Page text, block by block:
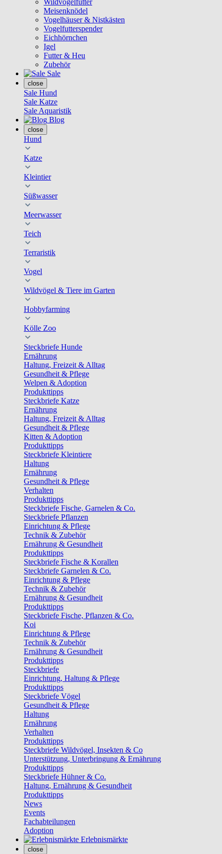
Wildvogelfutter
Meisenknödel
Vogelhäuser & Nistkästen
Vogelfutterspender
Eichhörnchen
Igel
Futter & Heu
Zubehör
Sale
close
Sale Hund
Sale Katze
Sale Aquaristik
Blog
close
Hund
Katze
Kleintier
Süßwasser
Meerwasser
Teich
Terraristik
Vogel
Wildvögel & Tiere im Garten
Hobbyfarming
Kölle Zoo
Steckbriefe Hunde
Ernährung
Haltung, Freizeit & Alltag
Gesundheit & Pflege
Welpen & Adoption
Produkttipps
Steckbriefe Katze
Ernährung
Haltung, Freizeit & Alltag
Gesundheit & Pflege
Kitten & Adoption
Produkttipps
Steckbriefe Kleintiere
Haltung
Ernährung
Gesundheit & Pflege
Verhalten
Produkttipps
Steckbriefe Fische, Garnelen & Co.
Steckbriefe Pflanzen
Einrichtung & Pflege
Technik & Zubehör
Ernährung & Gesundheit
Produkttipps
Steckbriefe Fische & Korallen
Steckbriefe Garnelen & Co.
Einrichtung & Pflege
Technik & Zubehör
Ernährung & Gesundheit
Produkttipps
Steckbriefe Fische, Pflanzen & Co.
Koi
Einrichtung & Pflege
Technik & Zubehör
Ernährung & Gesundheit
Produkttipps
Steckbriefe
Einrichtung, Haltung & Pflege
Produkttipps
Steckbriefe Vögel
Gesundheit & Pflege
Haltung
Ernährung
Verhalten
Produkttipps
Steckbriefe Wildvögel, Insekten & Co
Unterstützung, Unterbringung & Ernährung
Produkttipps
Steckbriefe Hühner & Co.
Haltung, Ernährung & Gesundheit
Produkttipps
News
Events
Fachabteilungen
Adoption
Erlebnismärkte
close